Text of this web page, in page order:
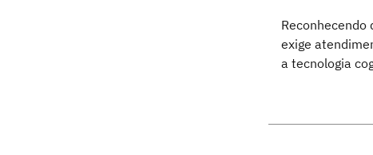
Reconhecendo
exige
a tecnologia